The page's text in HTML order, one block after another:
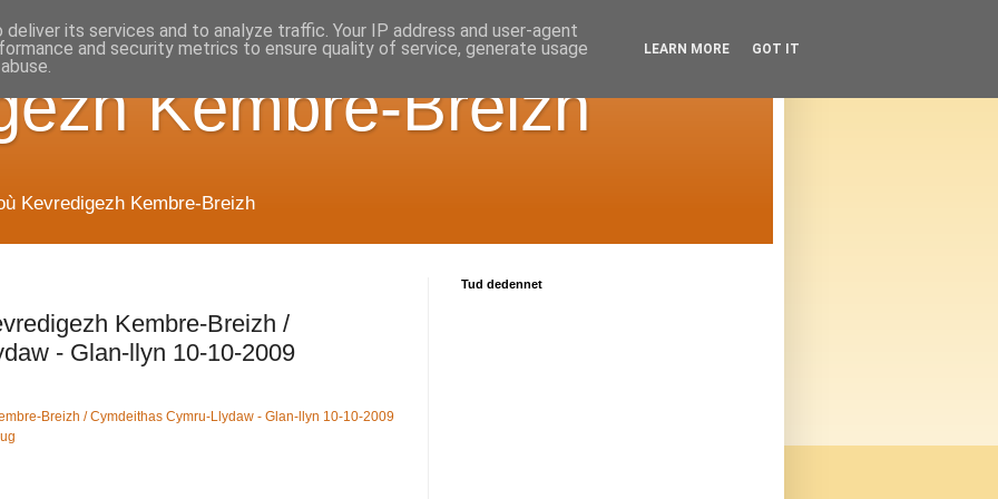
Kembre-Breizh
Kevredigezh Kembre-Breizh
Kembre-Breizh /
- Glan-llyn 10-10-2009
Breizh / Cymdeithas Cymru-Llydaw - Glan-llyn 10-10-2009
Tud dedennet
its services and to analyze traffic. Your IP address and user-agent
and security metrics to ensure quality of service, generate usage
LEARN MORE GOT IT